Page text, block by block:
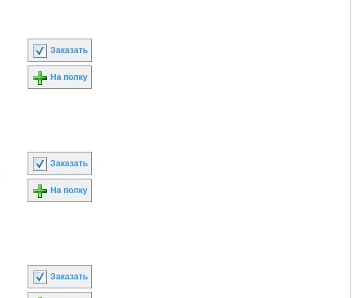
Заказать
На полку
Заказать
На полку
Заказать